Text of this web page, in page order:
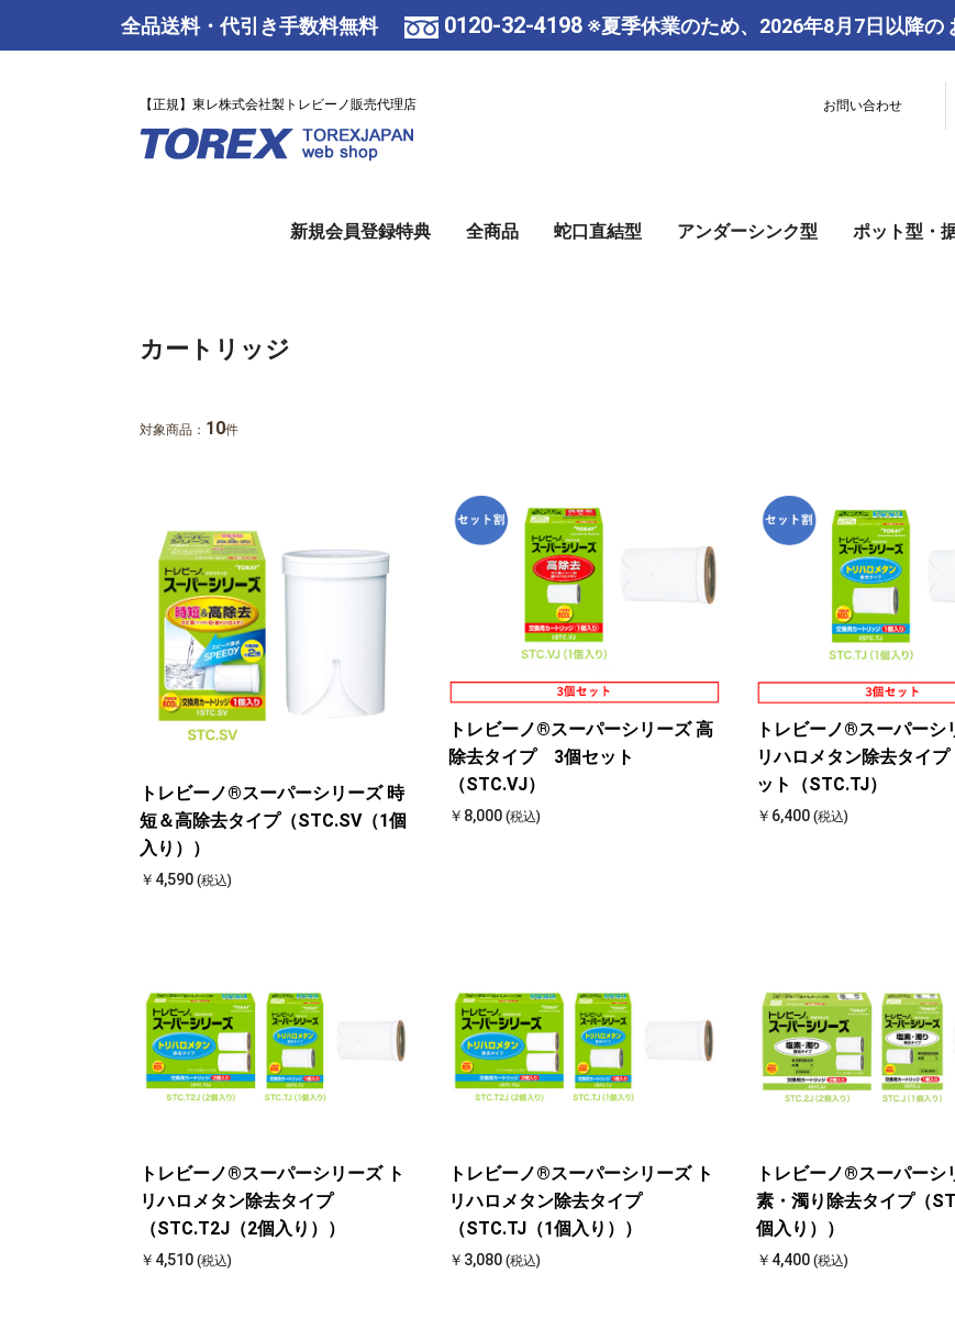
全品送料・代引き手数料無料 0120-32-4198 ※夏季休業のため、2026年8月7日以降の
【正規】東レ株式会社製トレビーノ販売代理店
お問い合わせ
新規会員登録特典 全商品 蛇口直結型 アンダーシンク型 ポット型・
カートリッジ
対象商品： 10件
トレビーノ®スーパーシリーズ 時
短＆高除去タイプ（STC.SV（1個
入り））
￥4,590 (税込)
トレビーノ®スーパーシリーズ 高
除去タイプ 3個セット
（STC.VJ）
￥8,000 (税込)
トレビーノ®スーパーシ
リハロメタン除去タイ
ット（STC.TJ）
￥6,400 (税込)
トレビーノ®スーパーシリーズ ト
リハロメタン除去タイプ
（STC.T2J（2個入り））
￥4,510 (税込)
トレビーノ®スーパーシリーズ ト
リハロメタン除去タイプ
（STC.TJ（1個入り））
￥3,080 (税込)
トレビーノ®スーパーシ
素・濁り除去タイプ（
個入り））
￥4,400 (税込)